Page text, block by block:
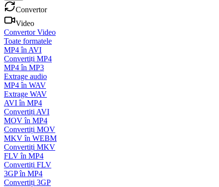
Convertor
Video
Convertor Video
Toate formatele
MP4 în AVI
Convertiți MP4
MP4 în MP3
Extrage audio
MP4 în WAV
Extrage WAV
AVI în MP4
Convertiți AVI
MOV în MP4
Convertiți MOV
MKV în WEBM
Convertiți MKV
FLV în MP4
Convertiți FLV
3GP în MP4
Convertiți 3GP